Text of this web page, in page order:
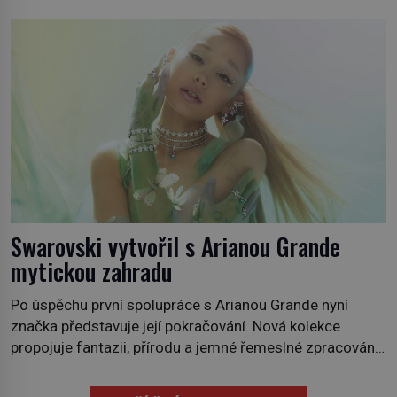
někdy i v obchodech. Její bulvy jsou bílé, nahoře někdy
Swarovski vytvořil s Arianou Grande
mytickou zahradu
Po úspěchu první spolupráce s Arianou Grande nyní
značka představuje její pokračování. Nová kolekce
propojuje fantazii, přírodu a jemné řemeslné zpracování
třicítka šperků působí hravě a zároveň rafinovaně.